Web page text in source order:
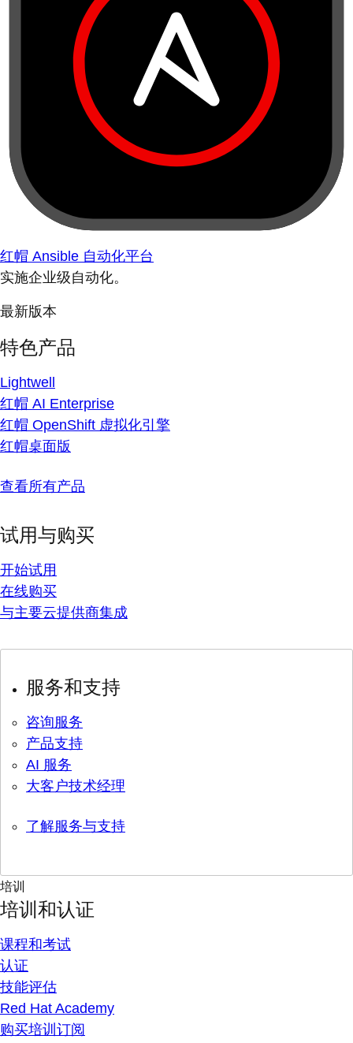
红帽 Ansible 自动化平台
实施企业级自动化。
最新版本
特色产品
Lightwell
红帽 AI Enterprise
红帽 OpenShift 虚拟化引擎
红帽桌面版
查看所有产品
试用与购买
开始试用
在线购买
与主要云提供商集成
服务和支持
咨询服务
产品支持
AI 服务
大客户技术经理
了解服务与支持
培训
培训和认证
课程和考试
认证
技能评估
Red Hat Academy
购买培训订阅